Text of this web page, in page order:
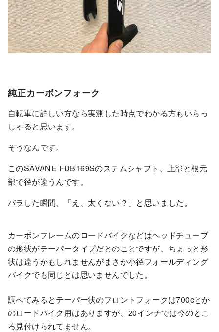
純正カーボンフォーク
自転車に詳しい方なら実測した時点でわかる方もいらっ
しゃると思います。
そうなんです。
このSAVANE FDB169Sのステムシャフト、上部と根元
部で径が違うんです。
バラした瞬間、「え、太くない？」と思いました。
カーボンフレームのロードバイクなどはヘッドチューブ
の形状がテーパータイプだとのことですが、ちょっと形
状は違うかもしれませんがまさか小径フォールディング
バイクでも同じとは思いませんでした。
調べてみるとテーパー状のフロントフォークは700cとか
のロードバイク用はありますが、20インチでは今のとこ
ろ見付けられてません。